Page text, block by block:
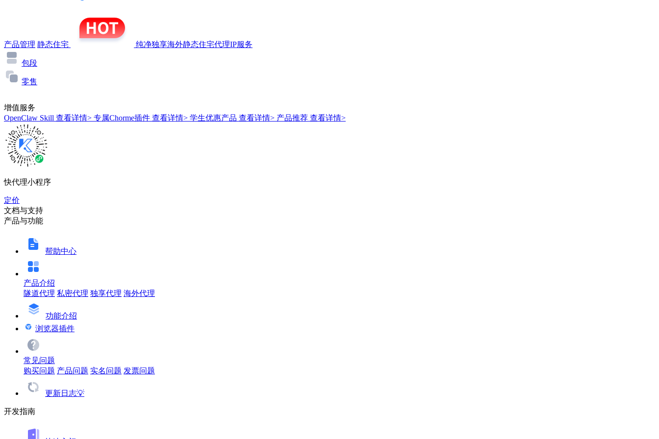
产品管理 静态住宅 纯净独享海外静态住宅代理IP服务
包段
零售
增值服务
OpenClaw Skill 查看详情> 专属Chorme插件 查看详情> 学生优惠产品 查看详情> 产品推荐 查看详情>
快代理小程序
定价
文档与支持
产品与功能
帮助中心
产品介绍
隧道代理 私密代理 独享代理 海外代理
功能介绍
浏览器插件
常见问题
购买问题 产品问题 实名问题 发票问题
更新日志💡
开发指南